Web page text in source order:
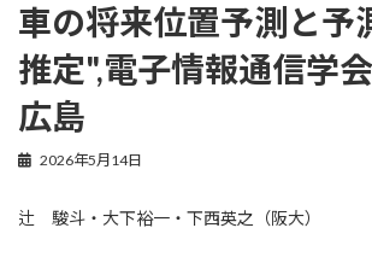
車の将来位置予測と予
推定",電子情報通信学
広島
2026年5月14日
辻 駿斗・大下裕一・下西英之（阪大）